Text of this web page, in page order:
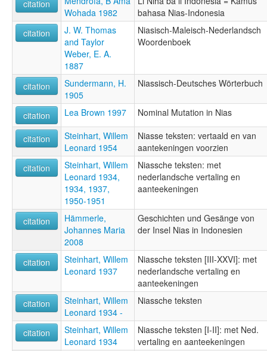
citation
Wohada 1982
bahasa Nias-Indonesia
citation
J. W. Thomas
and Taylor
Weber, E. A.
1887
Niasisch-Maleisch-Nederlandsch
Woordenboek
citation
Sundermann, H.
1905
Niassisch-Deutsches Wörterbuch
citation Lea Brown 1997 Nominal Mutation in Nias
citation
Steinhart, Willem
Leonard 1954
Niasse teksten: vertaald en van
aantekeningen voorzien
citation
Steinhart, Willem
Leonard 1934,
1934, 1937,
1950-1951
Niassche teksten: met
nederlandsche vertaling en
aanteekeningen
citation
Hämmerle,
Johannes Maria
2008
Geschichten und Gesänge von
der Insel Nias in Indonesien
citation
Steinhart, Willem
Leonard 1937
Niassche teksten [III-XXVI]: met
nederlandsche vertaling en
aanteekeningen
citation
Steinhart, Willem
Leonard 1934 -
Niassche teksten
citation
Steinhart, Willem
Leonard 1934
Niassche teksten [I-II]: met Ned.
vertaling en aanteekeningen